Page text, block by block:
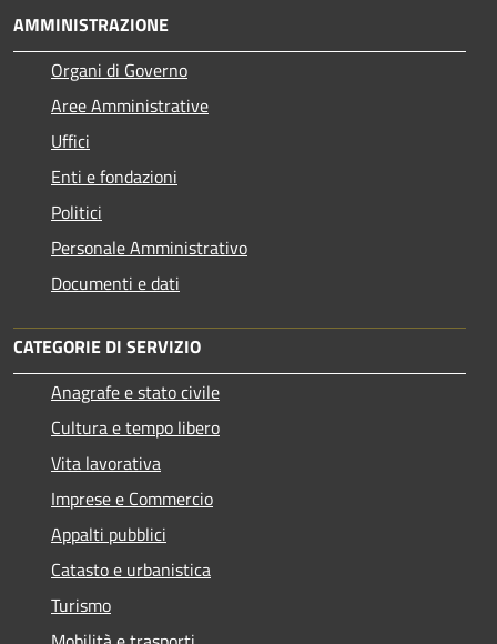
AMMINISTRAZIONE
Organi di Governo
Aree Amministrative
Uffici
Enti e fondazioni
Politici
Personale Amministrativo
Documenti e dati
CATEGORIE DI SERVIZIO
Anagrafe e stato civile
Cultura e tempo libero
Vita lavorativa
Imprese e Commercio
Appalti pubblici
Catasto e urbanistica
Turismo